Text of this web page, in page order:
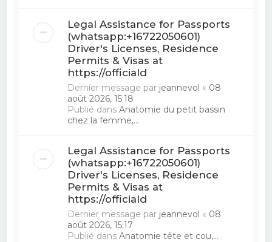
Legal Assistance for Passports
(whatsapp:+16722050601)
Driver's Licenses, Residence
Permits & Visas at
https://officiald
Dernier message par jeannevol « 08
août 2026, 15:18
Publié dansAnatomie du petit bassin
chez la femme,...
Legal Assistance for Passports
(whatsapp:+16722050601)
Driver's Licenses, Residence
Permits & Visas at
https://officiald
Dernier message par jeannevol « 08
août 2026, 15:17
Publié dansAnatomie tête et cou,...